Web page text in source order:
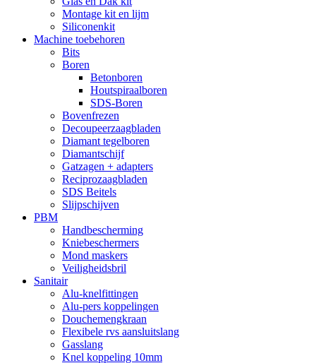
Montage kit en lijm
Siliconenkit
Machine toebehoren
Bits
Boren
Betonboren
Houtspiraalboren
SDS-Boren
Bovenfrezen
Decoupeerzaagbladen
Diamant tegelboren
Diamantschijf
Gatzagen + adapters
Reciprozaagbladen
SDS Beitels
Slijpschijven
PBM
Handbescherming
Kniebeschermers
Mond maskers
Veiligheidsbril
Sanitair
Alu-knelfittingen
Alu-pers koppelingen
Douchemengkraan
Flexibele rvs aansluitslang
Gasslang
Knel koppeling 10mm